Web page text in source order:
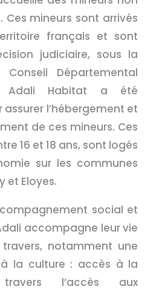
mineurs sont arrivés
français et sont
judiciaire, sous la
Départemental
Adali Habitat a été
l’hébergement et
de ces mineurs. Ces
16 et 18 ans, sont logés
sur les communes
et Eloyes.
social et
accompagne leur vie
notamment une
à la culture : accès à la
l’accès aux